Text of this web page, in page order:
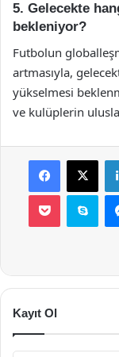
5. Gelecekte
bekleniyor?
Futbolun
artmasıyla,
yükselmesi
ve kulüplerin
Facebook
X
Pocket
Kayıt Ol